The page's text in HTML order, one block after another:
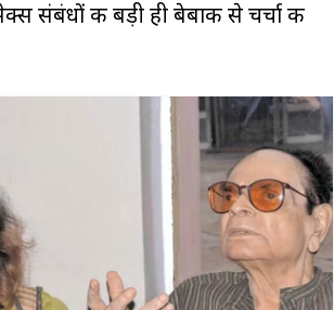
संबंधों की बड़ी ही बेबाकी से चर्चा की